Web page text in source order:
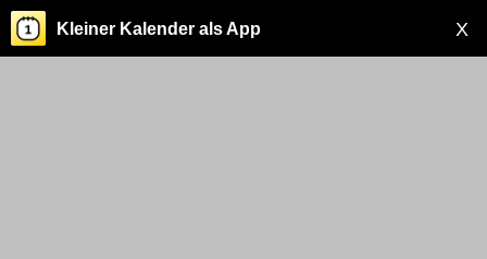
X
Kleiner Kalender als App